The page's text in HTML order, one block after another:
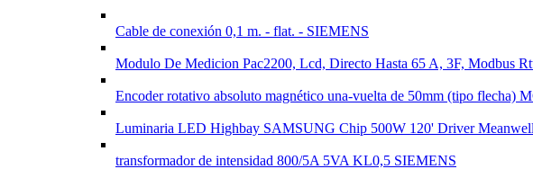
Cable de conexión 0,1 m. - flat. - SIEMENS
Modulo De Medicion Pac2200, Lcd, Directo Hasta 65 A, 3F, Modbus
Encoder rotativo absoluto magnético una-vuelta de 50mm (tipo
Luminaria LED Highbay SAMSUNG Chip 500W 120' Driver
transformador de intensidad 800/5A 5VA KL0,5 SIEMENS